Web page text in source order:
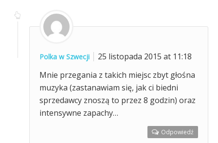
Polka w Szwecji
25 listopada 2015 at 11:18
Mnie przegania z takich miejsc zbyt głośna
muzyka (zastanawiam się, jak ci biedni
sprzedawcy znoszą to przez 8 godzin) oraz
intensywne zapachy…
Odpowiedź